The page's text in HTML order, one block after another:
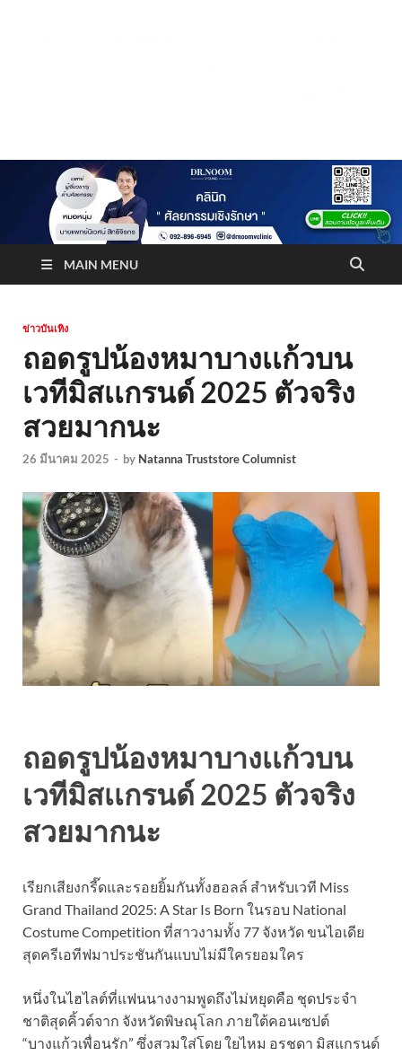
Truststoreonline
MAIN MENU
ข่าวบันเทิง
ถอดรูปน้องหมาบางเเก้วบน
เวทีมิสเเกรนด์ 2025 ตัวจริง
สวยมากนะ
26 มีนาคม 2025 - by Natanna Truststore Columnist
ถอดรูปน้องหมาบางเเก้วบน
เวทีมิสเเกรนด์ 2025 ตัวจริง
สวยมากนะ
เรียกเสียงกรี๊ดและรอยยิ้มกันทั้งฮอลล์ สำหรับเวที Miss
Grand Thailand 2025: A Star Is Born ในรอบ National
Costume Competition ที่สาวงามทั้ง 77 จังหวัด ขนไอเดีย
สุดครีเอทีฟมาประชันกันแบบไม่มีใครยอมใคร
หนึ่งในไฮไลต์ที่แฟนนางงามพูดถึงไม่หยุดคือ ชุดประจำ
ชาติสุดคิ้วต์จาก จังหวัดพิษณุโลก ภายใต้คอนเซปต์
“บางแก้วเพื่อนรัก” ซึ่งสวมใส่โดย ใยไหม อรชดา มิสแกรนด์